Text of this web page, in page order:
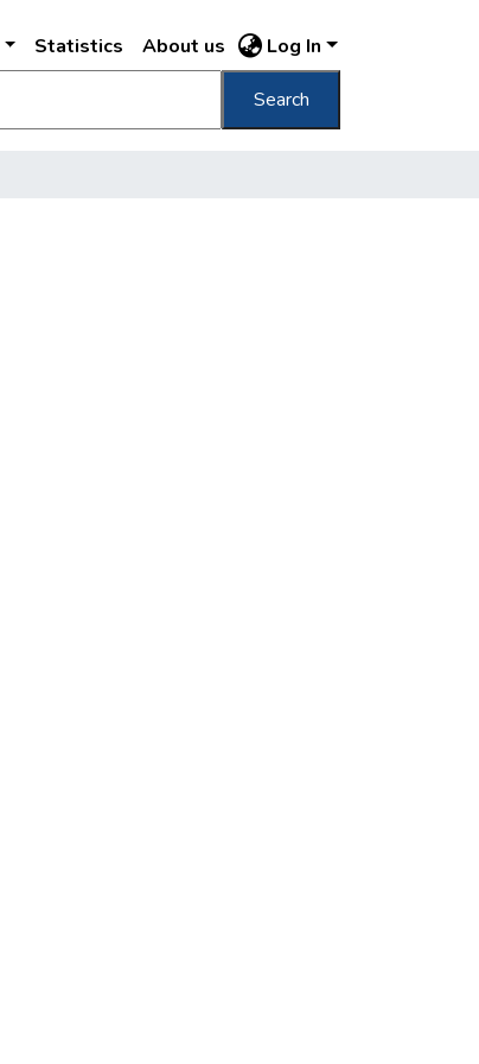
Statistics About us Log In
Search